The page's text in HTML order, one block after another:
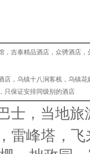
，吉泰精品酒店，众骋酒店，
店，乌镇十八涧客栈，乌镇花
只保证安排同级别的酒店
士，当地旅
雷峰塔，